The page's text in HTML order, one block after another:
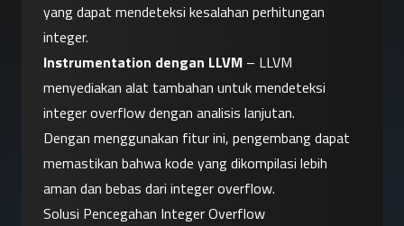
yang dapat mendeteksi kesalahan perhitungan
integer.
Instrumentation dengan LLVM – LLVM
menyediakan alat tambahan untuk mendeteksi
integer overflow dengan analisis lanjutan.
Dengan menggunakan fitur ini, pengembang dapat
memastikan bahwa kode yang dikompilasi lebih
aman dan bebas dari integer overflow.
Solusi Pencegahan Integer Overflow